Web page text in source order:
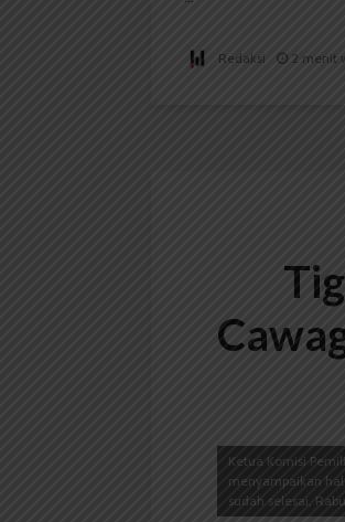
Redaksi 2 menit
Ketua Komisi
menyampaikan
sudah selesai,